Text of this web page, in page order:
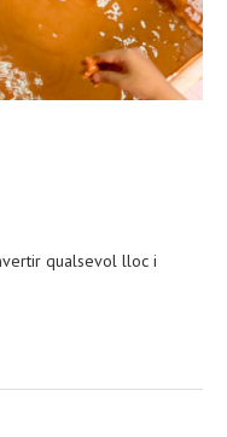
qualsevol lloc i